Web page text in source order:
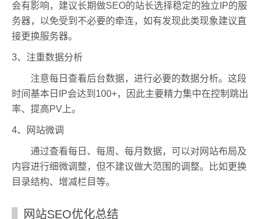
会有影响，建议长期做SEO的站长选择稳定的独立IP的服
务器，以免受到不必要的牵连，如有发现此类现象建议直
接更换服务器。
3、注重数据分析
注意每日查看后台数据，进行必要的数据分析。这段
时间基本日IP会达到100+，因此主要精力集中在控制跳出
率、提高PV上。
4、网站微调
通过查看每日、每周、每月数据，可以对网站布局及
内容进行细微调整，但不建议做大范围的调整。比如更换
目录结构、增减栏目等。
网站SEO优化总结